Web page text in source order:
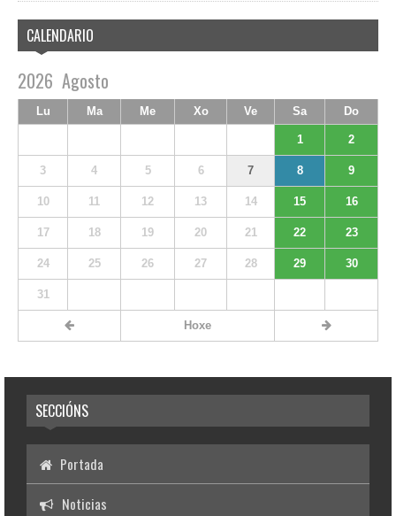
CALENDARIO
2026 Agosto
Lu Ma Me Xo Ve Sa Do
1 2
3 4 5 6 7 8 9
10 11 12 13 14 15 16
17 18 19 20 21 22 23
24 25 26 27 28 29 30
31
Hoxe
SECCIÓNS
Portada
Noticias